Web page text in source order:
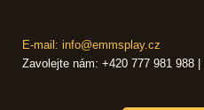
E-mail: info@emmsplay.cz
Zavolejte nám: +420 777 981 988